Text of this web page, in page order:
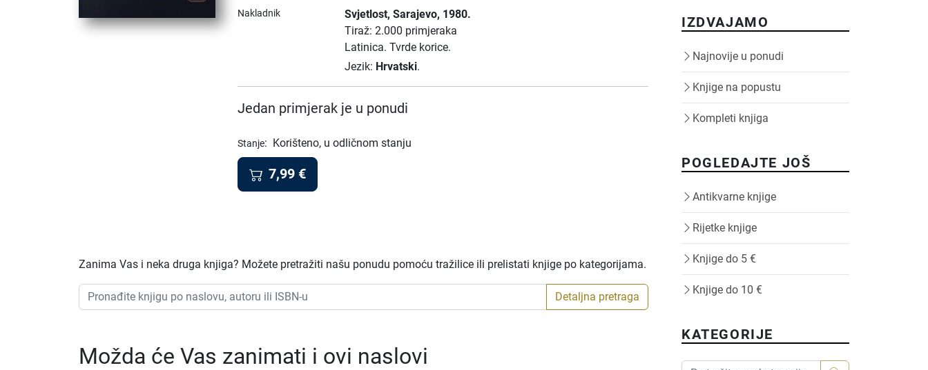
Nakladnik Svjetlost, Sarajevo, 1980.
Tiraž: 2.000 primjeraka
Latinica. Tvrde korice.
Jezik: Hrvatski.
Jedan primjerak je u ponudi
Stanje: Korišteno, u odličnom stanju
7,99 €
Zanima Vas i neka druga knjiga? Možete pretražiti našu ponudu pomoću tražilice ili prelistati knjige po kategorijama.
Detaljna pretraga
Možda će Vas zanimati i ovi naslovi
IZDVAJAMO
Najnovije u ponudi
Knjige na popustu
Kompleti knjiga
POGLEDAJTE JOŠ
Antikvarne knjige
Rijetke knjige
Knjige do 5 €
Knjige do 10 €
KATEGORIJE